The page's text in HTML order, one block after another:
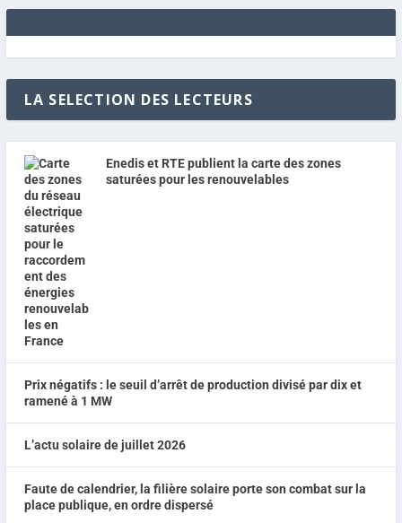
LA SELECTION DES LECTEURS
Enedis et RTE publient la carte des zones
saturées pour les renouvelables
Prix négatifs : le seuil d’arrêt de production divisé par dix et
ramené à 1 MW
L’actu solaire de juillet 2026
Faute de calendrier, la filière solaire porte son combat sur la
place publique, en ordre dispersé